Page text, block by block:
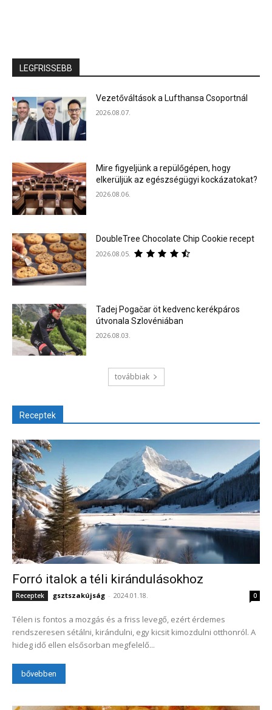
LEGFRISSEBB
Vezetőváltások a Lufthansa Csoportnál
2026.08.07.
Mire figyeljünk a repülőgépen, hogy
elkerüljük az egészségügyi kockázatokat?
2026.08.06.
DoubleTree Chocolate Chip Cookie recept
2026.08.05.
Tadej Pogačar öt kedvenc kerékpáros
útvonala Szlovéniában
2026.08.03.
továbbiak
Receptek
Forró italok a téli kirándulásokhoz
Receptek gsztszakújság - 2024.01.18. 0
Télen is fontos a mozgás és a friss levegő, ezért érdemes
rendszeresen sétálni, kirándulni, egy kicsit kimozdulni otthonról. A
hideg idő ellen elsősorban megfelelő...
bővebben